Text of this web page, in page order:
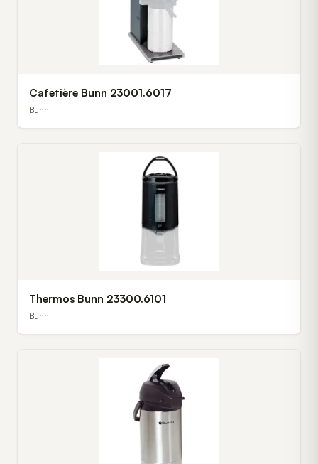
Cafetière Bunn 23001.6017
Bunn
Thermos Bunn 23300.6101
Bunn